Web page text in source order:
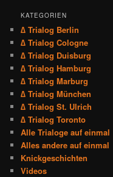
KATEGORIEN
∆ Trialog Berlin
∆ Trialog Cologne
∆ Trialog Duisburg
∆ Trialog Hamburg
∆ Trialog Marburg
∆ Trialog München
∆ Trialog St. Ulrich
∆ Trialog Toronto
Alle Trialoge auf einmal
Alles andere auf einmal
Knickgeschichten
Videos